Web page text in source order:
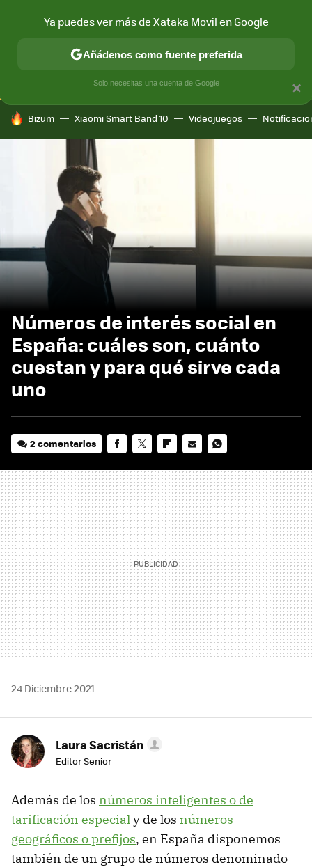
CONECTIVIDAD MÓVIL Y SOCIEDAD APLICACIONES
HOY SE HABLA DE
Bizum Xiaomi Smart Band 10 Videojuegos
Números de interés social en
España: cuáles son, cuánto
cuestan y para qué sirve cada
uno
2 comentarios
MAIL
24 Diciembre 2021
Laura Sacristán
Editor Senior
Además de los números inteligentes o de
tarificación especialy de los números
geográficos o prefijos, en España disponemos
también de un grupo de números denominado
×
Ya puedes ver más de Xataka Movil en Google
Añádenos como fuente preferida
Solo necesitas una cuenta de Google